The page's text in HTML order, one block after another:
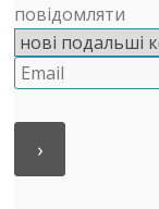
повідомляти